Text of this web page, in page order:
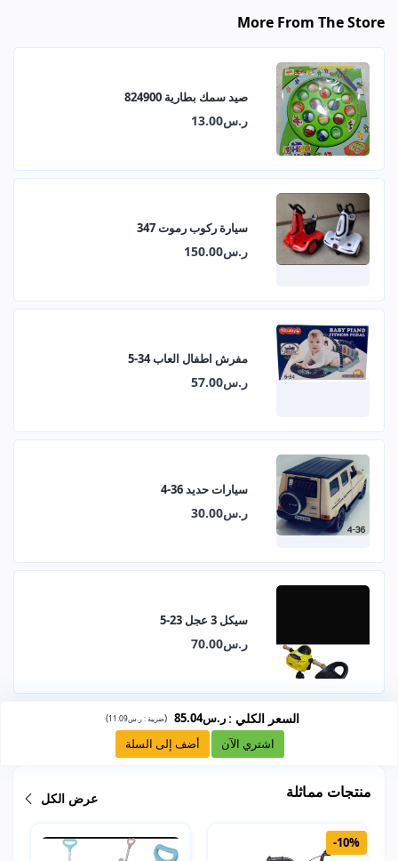
More From The Store
صيد سمك بطارية 824900
ر.س13.00
سيارة ركوب رموت 347
ر.س150.00
مفرش اطفال العاب 34-5
ر.س57.00
سيارات حديد 36-4
ر.س30.00
سيكل 3 عجل 23-5
ر.س70.00
السعر الكلي : ر.س85.04 (ضريبة :ر.س11.09 )
اشتري الآن أضف إلى السلة
منتجات مماثلة عرض الكل
-10%